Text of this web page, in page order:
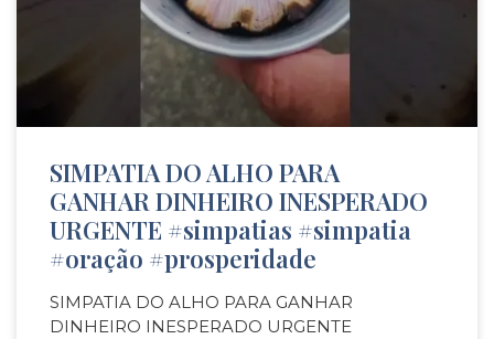
SIMPATIA DO ALHO PARA
GANHAR DINHEIRO INESPERADO
URGENTE #simpatias #simpatia
#oração #prosperidade
SIMPATIA DO ALHO PARA GANHAR
DINHEIRO INESPERADO URGENTE